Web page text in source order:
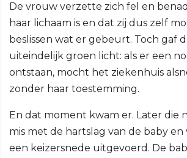
De vrouw verzette zich fel en
haar lichaam is en dat zij dus zelf
beslissen wat er gebeurt. Toch gaf
uiteindelijk groen licht: als er een
ontstaan, mocht het ziekenhuis
zonder haar toestemming.
En dat moment kwam er. Later die
mis met de hartslag van de baby en
een keizersnede uitgevoerd. De